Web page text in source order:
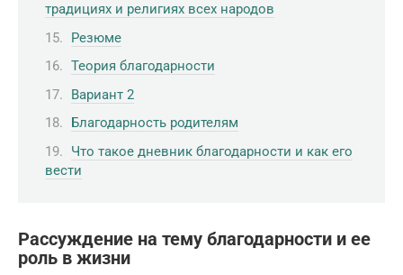
традициях и религиях всех народов
Резюме
Теория благодарности
Вариант 2
Благодарность родителям
Что такое дневник благодарности и как его
вести
Рассуждение на тему благодарности и ее
роль в жизни